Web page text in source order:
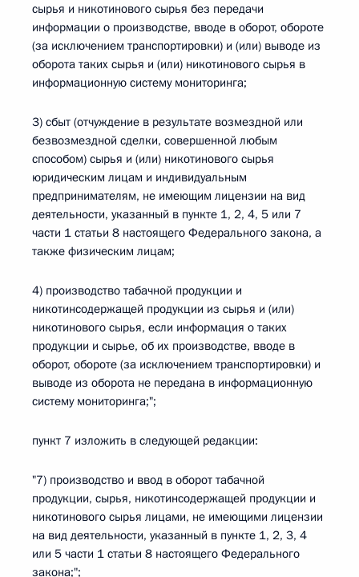
сырья и никотинового сырья без передачи
информации о производстве, вводе в оборот, обороте
(за исключением транспортировки) и (или) выводе из
оборота таких сырья и (или) никотинового сырья в
информационную систему мониторинга;
3) сбыт (отчуждение в результате возмездной или
безвозмездной сделки, совершенной любым
способом) сырья и (или) никотинового сырья
юридическим лицам и индивидуальным
предпринимателям, не имеющим лицензии на вид
деятельности, указанный в пункте 1, 2, 4, 5 или 7
части 1 статьи 8 настоящего Федерального закона, а
также физическим лицам;
4) производство табачной продукции и
никотинсодержащей продукции из сырья и (или)
никотинового сырья, если информация о таких
продукции и сырье, об их производстве, вводе в
оборот, обороте (за исключением транспортировки) и
выводе из оборота не передана в информационную
систему мониторинга;";
пункт 7 изложить в следующей редакции:
"7) производство и ввод в оборот табачной
продукции, сырья, никотинсодержащей продукции и
никотинового сырья лицами, не имеющими лицензии
на вид деятельности, указанный в пункте 1, 2, 3, 4
или 5 части 1 статьи 8 настоящего Федерального
закона;";